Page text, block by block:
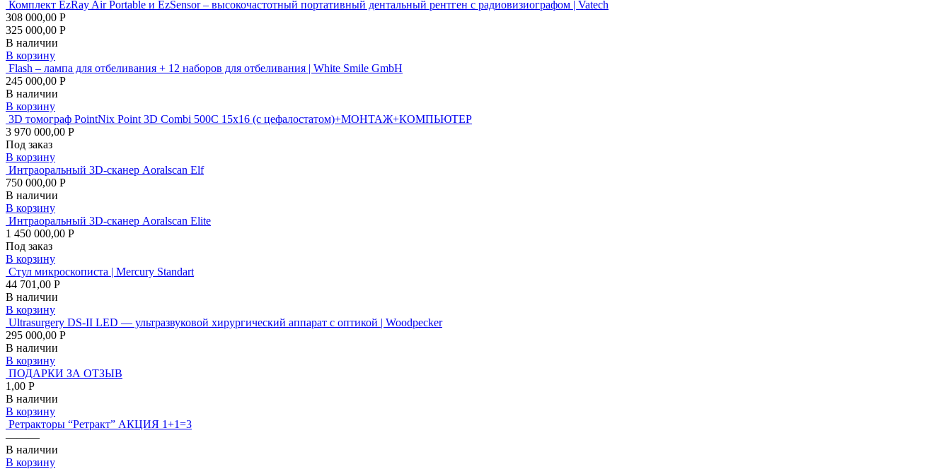
Комплект EzRay Air Portable и EzSensor – высокочастотный портативный дентальный рентген с радиовизиографом | Vatech
308 000,00 Р
325 000,00 Р
В наличии
В корзину
Flash – лампа для отбеливания + 12 наборов для отбеливания | White Smile GmbH
245 000,00 Р
В наличии
В корзину
3D томограф PointNix Point 3D Combi 500C 15х16 (с цефалостатом)+МОНТАЖ+КОМПЬЮТЕР
3 970 000,00 Р
Под заказ
В корзину
Интраоральный 3D-сканер Aoralscan Elf
750 000,00 Р
В наличии
В корзину
Интраоральный 3D-сканер Aoralscan Elite
1 450 000,00 Р
Под заказ
В корзину
Стул микроскописта | Mercury Standart
44 701,00 Р
В наличии
В корзину
Ultrasurgery DS-II LED — ультразвуковой хирургический аппарат с оптикой | Woodpecker
295 000,00 Р
В наличии
В корзину
ПОДАРКИ ЗА ОТЗЫВ
1,00 Р
В наличии
В корзину
Ретракторы “Ретракт” АКЦИЯ 1+1=3
———
В наличии
В корзину